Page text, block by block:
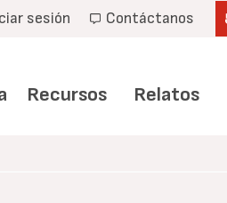
sesión Contáctanos
Recursos Relatos